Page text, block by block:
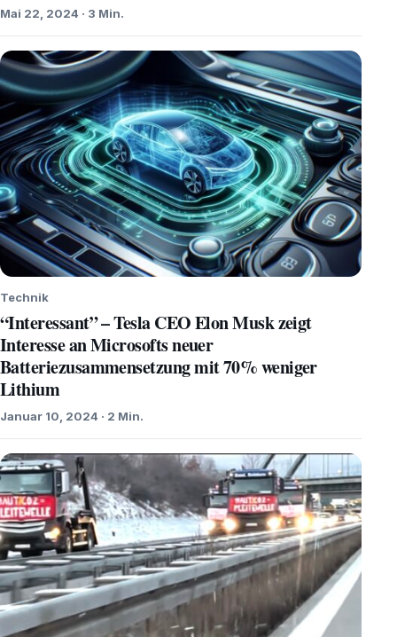
Mai 22, 2024 · 3 Min.
Technik
“Interessant” – Tesla CEO Elon Musk zeigt
Interesse an Microsofts neuer
Batteriezusammensetzung mit 70% weniger
Lithium
Januar 10, 2024 · 2 Min.